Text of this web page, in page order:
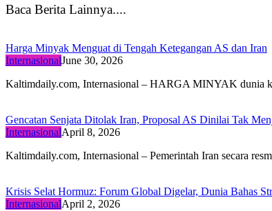
Baca Berita Lainnya....
Harga Minyak Menguat di Tengah Ketegangan AS dan Iran
InternasionalJune 30, 2026
Kaltimdaily.com, Internasional – HARGA MINYAK dunia
Gencatan Senjata Ditolak Iran, Proposal AS Dinilai Tak
InternasionalApril 8, 2026
Kaltimdaily.com, Internasional – Pemerintah Iran secara
Krisis Selat Hormuz: Forum Global Digelar, Dunia Bahas
InternasionalApril 2, 2026